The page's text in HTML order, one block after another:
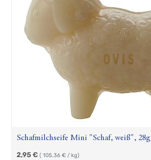
Schafmilchseife Mini "Schaf, weiß", 28g
2,95€ ( 105,36 € / kg)